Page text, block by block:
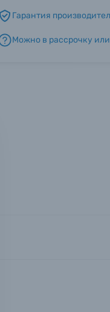
с
Гарантия
Можно в рассрочку